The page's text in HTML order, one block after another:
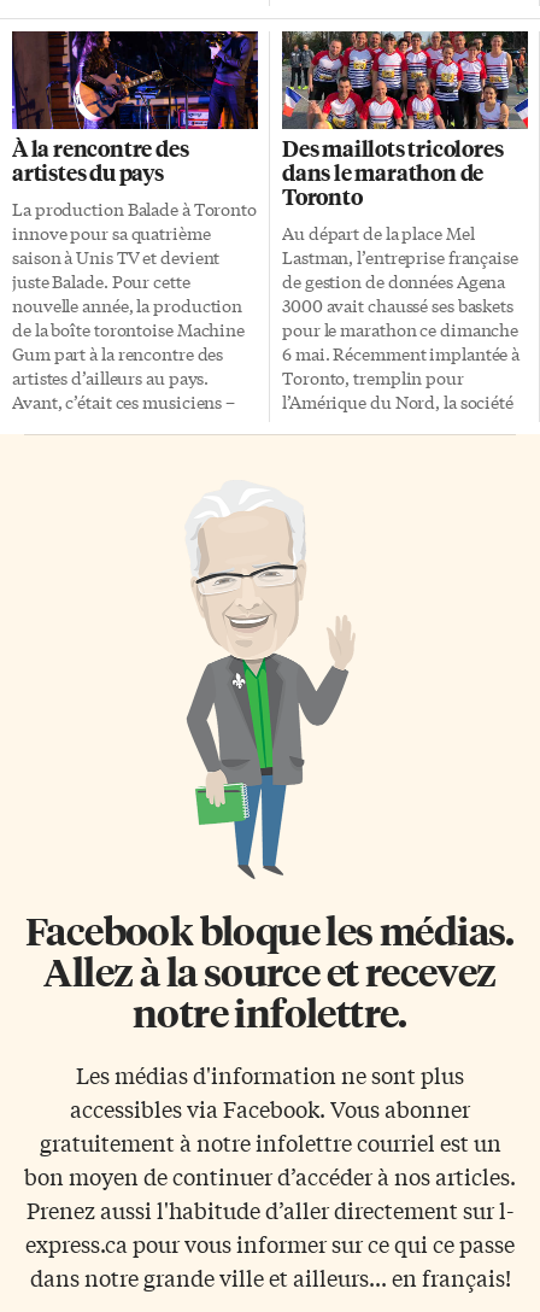
grand pendant ces trois jours.
Au programme: de la danse, de
la musique, du design et de l’art
urbain. Une véritable aire de
jeux pour les plus créatifs. Pour
sa première édition, le festival
tournera autour d’une scène à
ciel ouvert, surplombant le […]
Rush Lane (au sud de Queen,
entre Spadina et Bathurst), la
ruelle ne se visite pas. Non, elle
se découvre, elle s’imagine et
est sujet à l’émerveillant. Ce
sont véritablement les couleurs
qui attirent la curiosité des
passants. En plein centre du
Fashion District, chacun est
libre d’y accéder à toute heure,
et bien […]
À la rencontre des
artistes du pays
La production Balade à Toronto
innove pour sa quatrième
saison à Unis TV et devient
juste Balade. Pour cette
nouvelle année, la production
de la boîte torontoise Machine
Gum part à la rencontre des
artistes d’ailleurs au pays.
Avant, c’était ces musiciens –
de leur répertoire. Désormais,
on les découvrira dans leurs
environnements naturels. La
série de 15 épisodes de 26
minutes chacun sera diffusée à
partir du 2 août, mais des
activités en complément sur le
semaine. Sur la route entre […]
Des maillots tricolores
dans le marathon de
Toronto
Au départ de la place Mel
Lastman, l’entreprise française
de gestion de données Agena
3000 avait chaussé ses baskets
pour le marathon ce dimanche
6 mai. Récemment implantée à
Toronto, tremplin pour
l’Amérique du Nord, la société
départ, les 35 coureurs
portaient fièrement leurs t-
shirts bleu blanc rouge. Bien
sûr, tous n’avaient pas les
capacités d’un marathonien,
alors certains avaient plutôt
opté pour la moitié ou 10
kilomètres. Une foulée sportive
Tout le monde a joué le jeu […]
Facebook bloque les médias.
Allez à la source et recevez
notre infolettre.
Les médias d'information ne sont plus
accessibles via Facebook. Vous abonner
gratuitement à notre infolettre courriel est un
bon moyen de continuer d’accéder à nos articles.
Prenez aussi l'habitude d’aller directement sur l-
express.ca pour vous informer sur ce qui ce passe
dans notre grande ville et ailleurs... en français!